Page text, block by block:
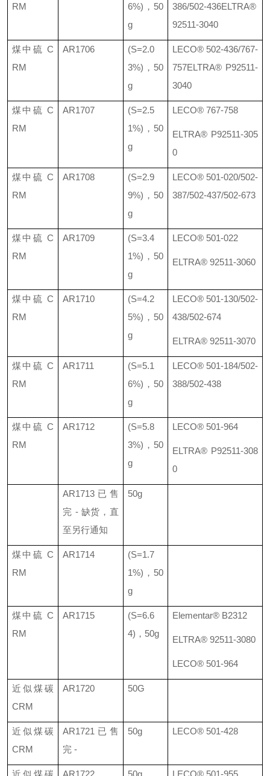
RM
6%) ， 50
g
386/502-436ELTRA®
92511-3040
煤中硫 C
RM
AR1706
(S=2.0
3%) ， 50
g
LECO® 502-436/767-
757ELTRA® P92511-
3040
煤中硫 C
RM
AR1707
(S=2.5
1%) ， 50
g
LECO® 767-758
ELTRA® P92511-305
0
煤中硫 C
RM
AR1708
(S=2.9
9%) ， 50
g
LECO® 501-020/502-
387/502-437/502-673
煤中硫 C
RM
AR1709
(S=3.4
1%) ， 50
g
LECO® 501-022
ELTRA® 92511-3060
煤中硫 C
RM
AR1710
(S=4.2
5%) ， 50
g
LECO® 501-130/502-
438/502-674
ELTRA® 92511-3070
煤中硫 C
RM
AR1711
(S=5.1
6%) ， 50
g
LECO® 501-184/502-
388/502-438
煤中硫 C
RM
AR1712
(S=5.8
3%) ， 50
g
LECO® 501-964
ELTRA® P92511-308
0
AR1713 已售
完 - 缺货，直
至另行通知
50g
煤中硫 C
RM
AR1714
(S=1.7
1%) ， 50
g
煤中硫 C
RM
AR1715
(S=6.6
4) ， 50g
Elementar® B2312
ELTRA® 92511-3080
LECO® 501-964
近似煤碳
CRM
AR1720 50G
近似煤碳
CRM
AR1721 已售
完 -
50g LECO® 501-428
近似煤碳 AR1722 50g LECO® 501-955